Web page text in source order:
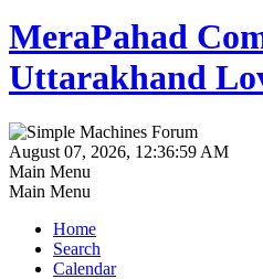
MeraPahad
Uttarakhand
August 07, 2026, 12:36:59 AM
Main Menu
Main Menu
Home
Search
Calendar